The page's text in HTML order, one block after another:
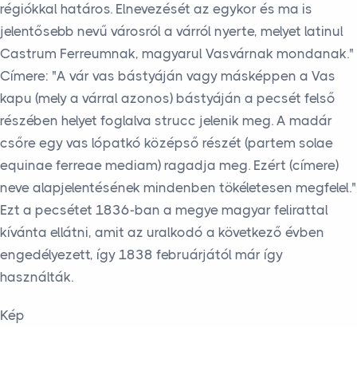
régiókkal határos. Elnevezését az egykor és ma is
jelentősebb nevű városról a várról nyerte, melyet latinul
Castrum Ferreumnak, magyarul Vasvárnak mondanak."
Címere: "A vár vas bástyáján vagy másképpen a Vas
kapu (mely a várral azonos) bástyáján a pecsét felső
részében helyet foglalva strucc jelenik meg. A madár
csőre egy vas lópatkó középső részét (partem solae
equinae ferreae mediam) ragadja meg. Ezért (címere)
neve alapjelentésének mindenben tökéletesen megfelel."
Ezt a pecsétet 1836-ban a megye magyar felirattal
kívánta ellátni, amit az uralkodó a következő évben
engedélyezett, így 1838 februárjától már így
használták.
Kép